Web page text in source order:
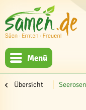
Menü
Übersicht